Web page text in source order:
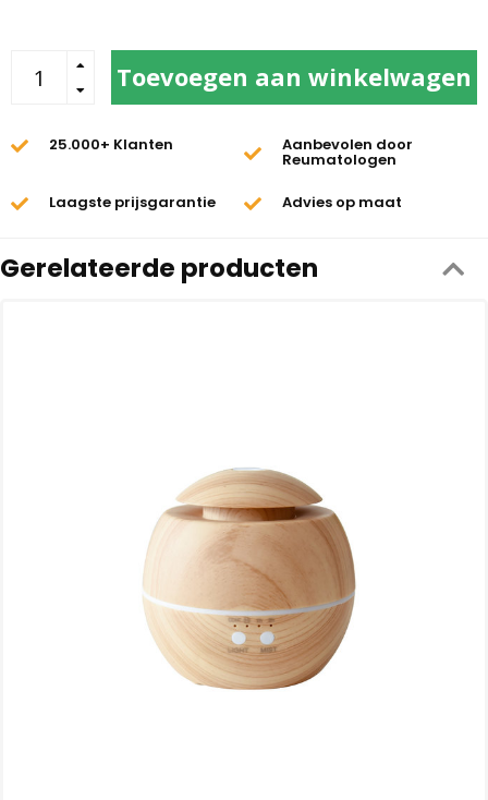
Toevoegen aan winkelwagen
25.000+ Klanten Aanbevolen door
Reumatologen
Laagste prijsgarantie Advies op maat
Gerelateerde producten